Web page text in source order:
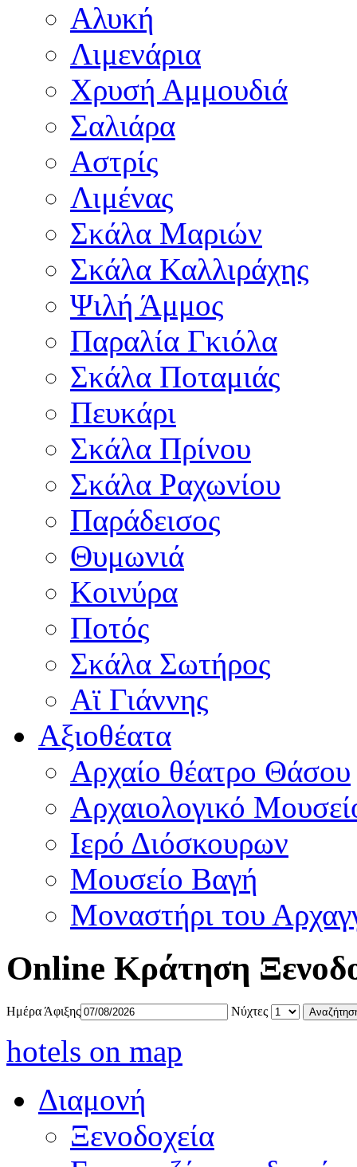
Αλυκή
Λιμενάρια
Χρυσή Αμμουδιά
Σαλιάρα
Αστρίς
Λιμένας
Σκάλα Μαριών
Σκάλα Καλλιράχης
Ψιλή Άμμος
Παραλία Γκιόλα
Σκάλα Ποταμιάς
Πευκάρι
Σκάλα Πρίνου
Σκάλα Ραχωνίου
Παράδεισος
Θυμωνιά
Κοινύρα
Ποτός
Σκάλα Σωτήρος
Αϊ Γιάννης
Αξιοθέατα
Αρχαίο θέατρο Θάσου
Αρχαιολογικό
Ιερό Διόσκουρων
Μουσείο Βαγή
Μοναστήρι του
Online Κράτηση
Ημέρα Άφιξης Νύχτες
hotels on map
Διαμονή
Ξενοδοχεία